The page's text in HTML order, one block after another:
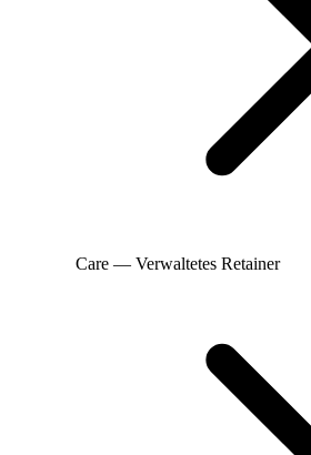
Care — Verwaltetes Retainer